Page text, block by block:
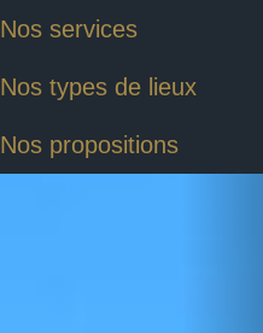
Nos services
Nos types de lieux
Nos propositions